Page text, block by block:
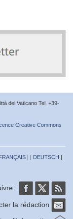
del Vaticano Tel. +39-
Creative Commons
| | DEUTSCH |
:
la rédaction